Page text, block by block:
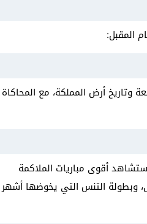
المقبل:
وتاريخ أرض المملكة، مع المحاكاة
ستشاهد أقوى مباريات الملاكمة
تايسون وألكسندر أوسيك في يوم 21 ديسمبر المقبل، وبطولة التنس التي يخوضها أشهر